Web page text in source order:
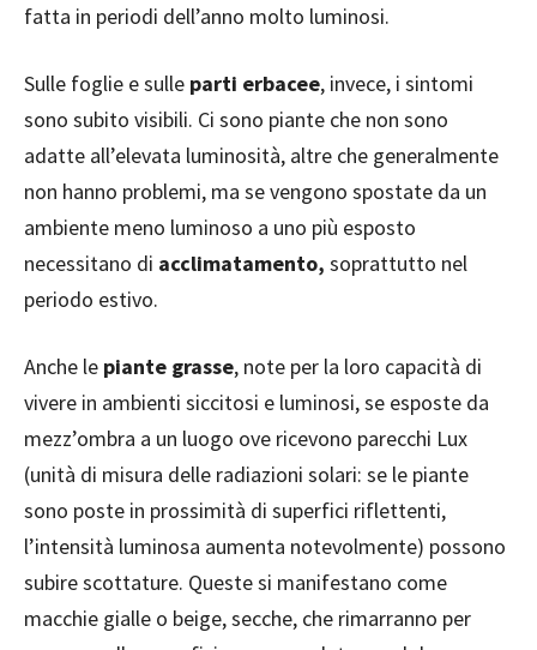
fatta in periodi dell’anno molto luminosi.
Sulle foglie e sulle parti erbacee, invece, i sintomi
sono subito visibili. Ci sono piante che non sono
adatte all’elevata luminosità, altre che generalmente
non hanno problemi, ma se vengono spostate da un
ambiente meno luminoso a uno più esposto
necessitano di acclimatamento, soprattutto nel
periodo estivo.
Anche le piante grasse, note per la loro capacità di
vivere in ambienti siccitosi e luminosi, se esposte da
mezz’ombra a un luogo ove ricevono parecchi Lux
(unità di misura delle radiazioni solari: se le piante
sono poste in prossimità di superfici riflettenti,
l’intensità luminosa aumenta notevolmente) possono
subire scottature. Queste si manifestano come
macchie gialle o beige, secche, che rimarranno per